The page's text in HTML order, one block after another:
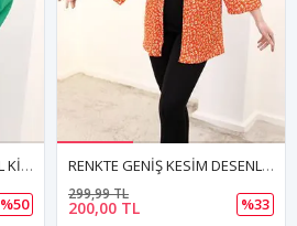
RENKTE GENİŞ KESİM YEŞİL KİMONO CEKET
%50
RENKTE GENİŞ KESİM DESENLİ KİMONO CEKET
200,00 TL
299,99 TL
%33